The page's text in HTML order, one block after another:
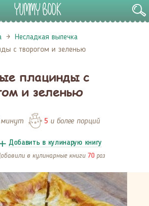
Несладкая выпечка
с творогом и зеленью
плацинды с
и зеленью
5 и более порций
Добавить в кулинарую книгу
в кулинарные книги 70 раз